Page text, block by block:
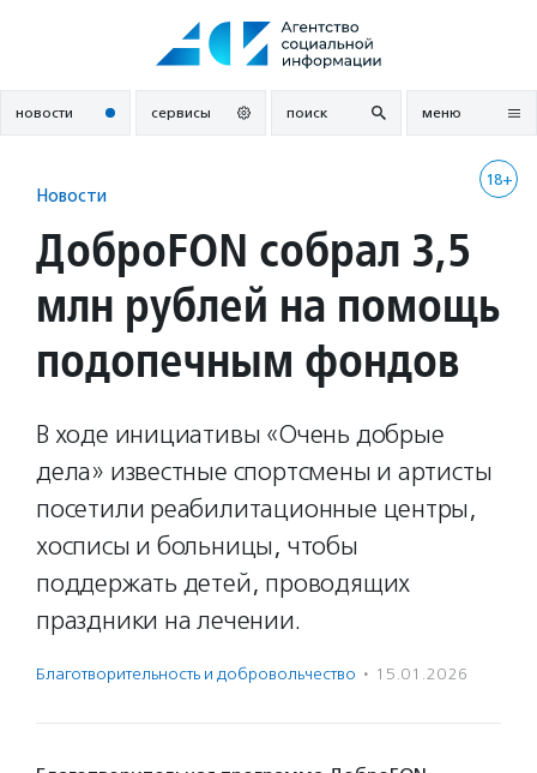
новости сервисы поиск меню
18+
Новости
ДоброFON собрал 3,5
млн рублей на помощь
подопечным фондов
В ходе инициативы «Очень добрые
дела» известные спортсмены и артисты
посетили реабилитационные центры,
хосписы и больницы, чтобы
поддержать детей, проводящих
праздники на лечении.
Благотвори­тель­ность и доброволь­чест­во · 15.01.2026